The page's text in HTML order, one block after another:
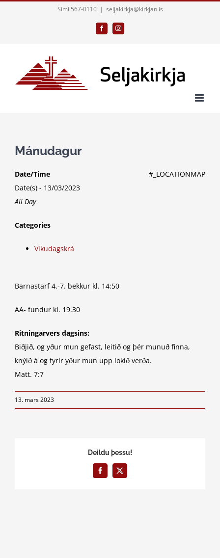
Sími 567-0110 | seljakirkja@kirkjan.is
FacebookInstagram
Mánudagur
#_LOCATIONMAP
Date/Time
Date(s) - 13/03/2023
All Day
Categories
Vikudagskrá
Barnastarf 4.-7. bekkur kl. 14:50
AA- fundur kl. 19.30
Ritningarvers dagsins:
Biðjið, og yður mun gefast, leitið og þér munuð finna,
knýið á og fyrir yður mun upp lokið verða.
Matt. 7:7
13. mars 2023
Deildu þessu!
Facebook
X